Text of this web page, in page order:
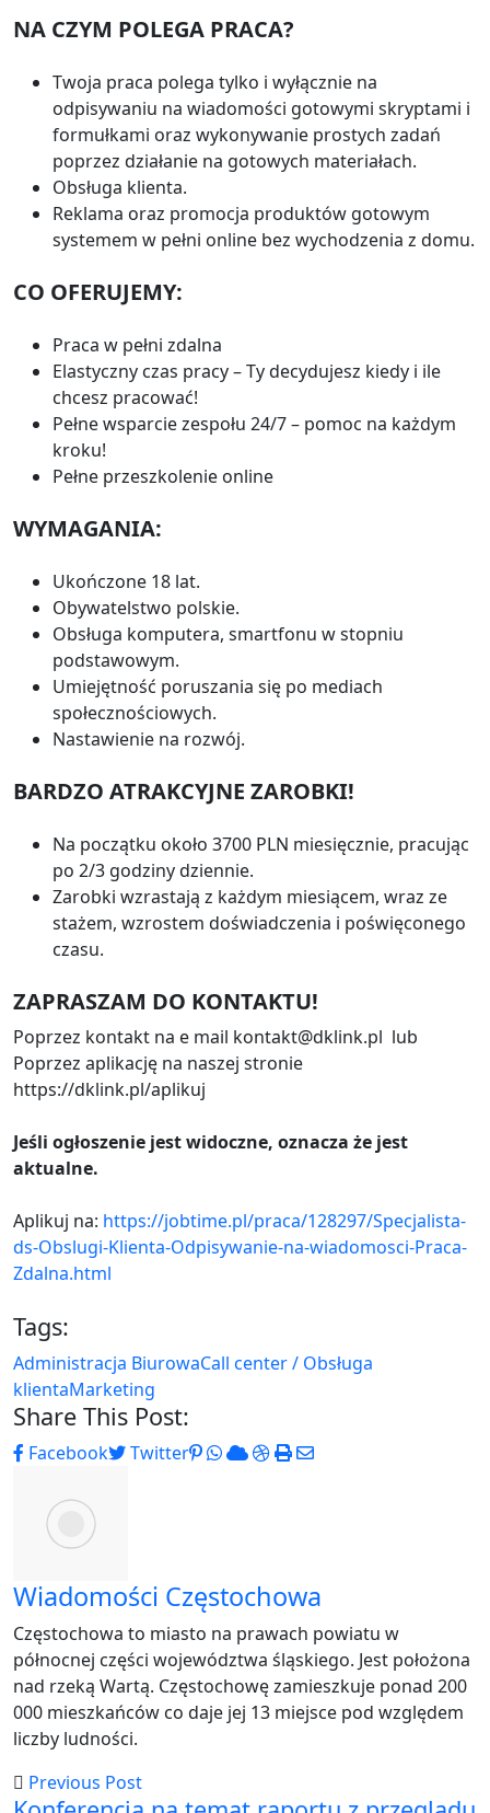
NA CZYM POLEGA PRACA?
Twoja praca polega tylko i wyłącznie na
odpisywaniu na wiadomości gotowymi skryptami i
formułkami oraz wykonywanie prostych zadań
poprzez działanie na gotowych materiałach.
Obsługa klienta.
Reklama oraz promocja produktów gotowym
systemem w pełni online bez wychodzenia z domu.
CO OFERUJEMY:
Praca w pełni zdalna
Elastyczny czas pracy – Ty decydujesz kiedy i ile
chcesz pracować!
Pełne wsparcie zespołu 24/7 – pomoc na każdym
kroku!
Pełne przeszkolenie online
WYMAGANIA:
Ukończone 18 lat.
Obywatelstwo polskie.
Obsługa komputera, smartfonu w stopniu
podstawowym.
Umiejętność poruszania się po mediach
społecznościowych.
Nastawienie na rozwój.
BARDZO ATRAKCYJNE ZAROBKI!
Na początku około 3700 PLN miesięcznie, pracując
po 2/3 godziny dziennie.
Zarobki wzrastają z każdym miesiącem, wraz ze
stażem, wzrostem doświadczenia i poświęconego
czasu.
ZAPRASZAM DO KONTAKTU!
Poprzez kontakt na e mail kontakt@dklink.pl lub
Poprzez aplikację na naszej stronie
https://dklink.pl/aplikuj
Jeśli ogłoszenie jest widoczne, oznacza że jest
aktualne.
Aplikuj na: https://jobtime.pl/praca/128297/Specjalista-
ds-Obslugi-Klienta-Odpisywanie-na-wiadomosci-Praca-
Zdalna.html
Tags:
Administracja BiurowaCall center / Obsługa
klientaMarketing
Share This Post:
Facebook Twitter Pinterest
Whatsapp
CloudStumbleUpon
PrintShare
Wiadomości Częstochowa
Częstochowa to miasto na prawach powiatu w
północnej części województwa śląskiego. Jest położona
nad rzeką Wartą. Częstochowę zamieszkuje ponad 200
000 mieszkańców co daje jej 13 miejsce pod względem
liczby ludności.
Previous Post